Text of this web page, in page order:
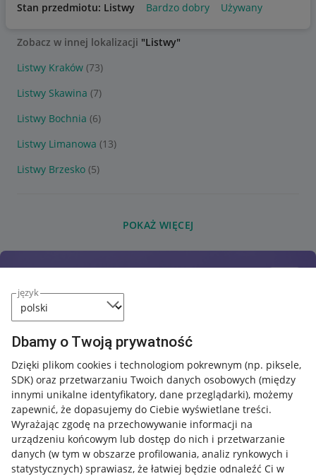
język
Dbamy o Twoją prywatność
Dzięki plikom cookies i technologiom pokrewnym (np. piksele,
SDK) oraz przetwarzaniu Twoich danych osobowych (między
innymi unikalne identyfikatory, dane przeglądarki), możemy
zapewnić, że dopasujemy do Ciebie wyświetlane treści.
Wyrażając zgodę na przechowywanie informacji na
urządzeniu końcowym lub dostęp do nich i przetwarzanie
danych (w tym w obszarze profilowania, analiz rynkowych i
statystycznych) sprawiasz, że łatwiej będzie odnaleźć Ci w
Stan przedmiotu: Listwy Bardzo dobry Używany
Zobacz w innej lokalizacji "Listwy"
Listwy Kraków (73)
Listwy Skawina (7)
Listwy Bochnia (6)
Listwy Limanowa (13)
Listwy Brzesko (5)
POKAŻ WIĘCEJ